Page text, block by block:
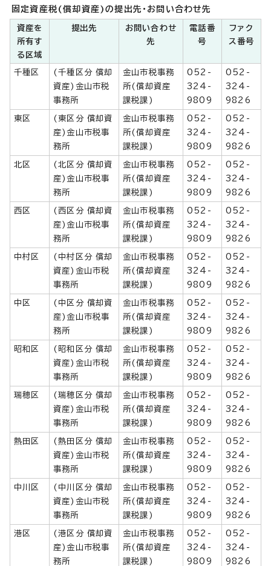
固定資産税(償却資産)の提出先・お問い合わせ先
資産を
所有す
る区域
提出先
お問い合わせ
先
電話番
号
ファク
ス番号
千種区
(千種区分 償却
資産)金山市税
事務所
金山市税事務
所(償却資産
課税課)
052-
324-
9809
052-
324-
9826
東区
(東区分 償却資
産)金山市税事
務所
金山市税事務
所(償却資産
課税課)
052-
324-
9809
052-
324-
9826
北区
(北区分 償却資
産)金山市税事
務所
金山市税事務
所(償却資産
課税課)
052-
324-
9809
052-
324-
9826
西区
(西区分 償却資
産)金山市税事
務所
金山市税事務
所(償却資産
課税課)
052-
324-
9809
052-
324-
9826
中村区
(中村区分 償却
資産)金山市税
事務所
金山市税事務
所(償却資産
課税課)
052-
324-
9809
052-
324-
9826
中区
(中区分 償却資
産)金山市税事
務所
金山市税事務
所(償却資産
課税課)
052-
324-
9809
052-
324-
9826
昭和区
(昭和区分 償却
資産)金山市税
事務所
金山市税事務
所(償却資産
課税課)
052-
324-
9809
052-
324-
9826
瑞穂区
(瑞穂区分 償却
資産)金山市税
事務所
金山市税事務
所(償却資産
課税課)
052-
324-
9809
052-
324-
9826
熱田区
(熱田区分 償却
資産)金山市税
事務所
金山市税事務
所(償却資産
課税課)
052-
324-
9809
052-
324-
9826
中川区
(中川区分 償却
資産)金山市税
事務所
金山市税事務
所(償却資産
課税課)
052-
324-
9809
052-
324-
9826
港区
(港区分 償却資
産)金山市税事
務所
金山市税事務
所(償却資産
課税課)
052-
324-
9809
052-
324-
9826